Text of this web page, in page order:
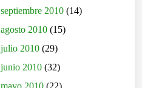
septiembre 2010(14)
agosto 2010(15)
julio 2010(29)
junio 2010(32)